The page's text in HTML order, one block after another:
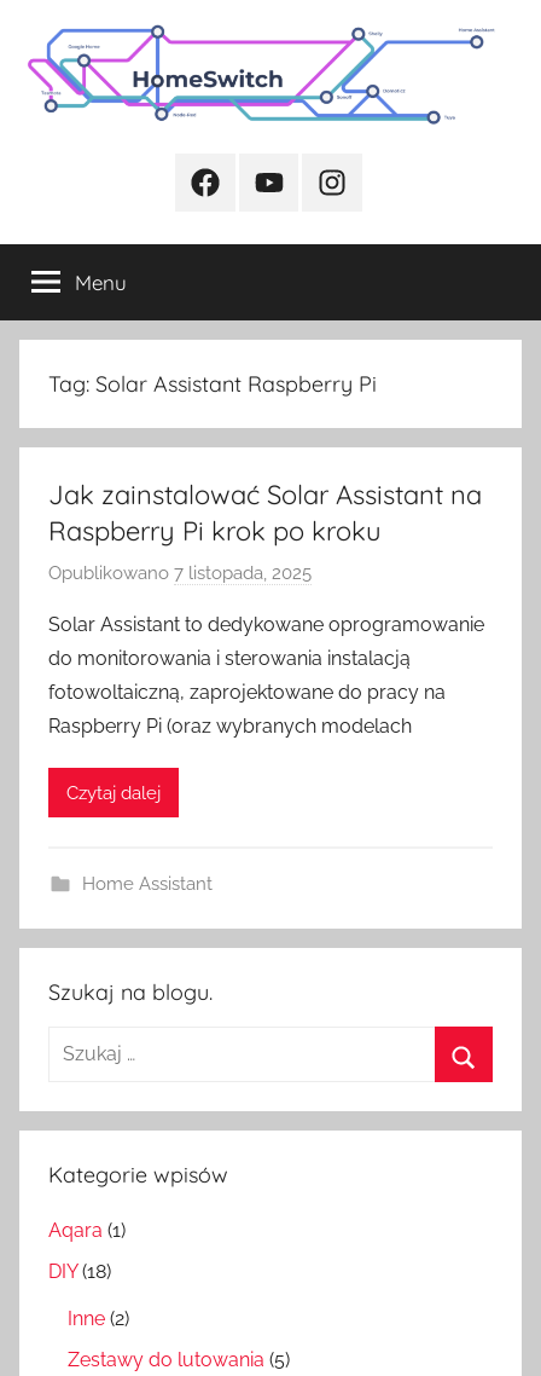
treści
FacebookYoutubeInstagram
Menu
Tag: Solar Assistant Raspberry Pi
Jak zainstalować Solar Assistant na
Raspberry Pi krok po kroku
Opublikowano 7 listopada, 2025
z
e
z
H
t
Solar Assistant to dedykowane oprogramowanie
do monitorowania i sterowania instalacją
fotowoltaiczną, zaprojektowane do pracy na
Raspberry Pi (oraz wybranych modelach
Czytaj dalej
Home Assistant
Szukaj na blogu.
Szukaj:
Kategorie wpisów
Aqara (1)
DIY(18)
Inne (2)
Zestawy do lutowania (5)